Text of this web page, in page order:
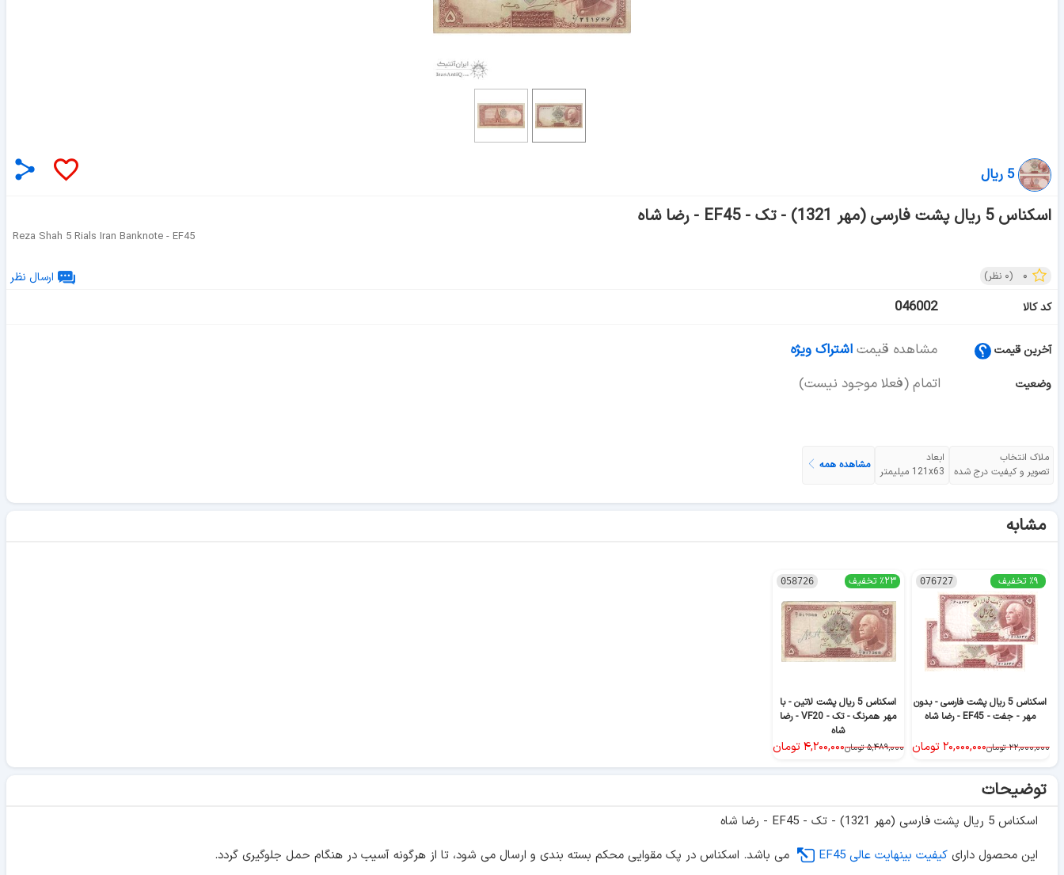
5 ریال
اسکناس 5 ریال پشت فارسی (مهر 1321) - تک - EF45 - رضا شاه
Reza Shah 5 Rials Iran Banknote - EF45
۰ (۰ نظر)
ارسال نظر
کد کالا
046002
آخرین قیمت مشاهده قیمت اشتراک ویژه
وضعیت اتمام (فعلا موجود نیست)
ملاک انتخاب
تصویر و کیفیت درج شده
ابعاد
121x63 میلیمتر
مشاهده همه
مشابه
076727
اسکناس 5 ریال پشت فارسی - بدون
مهر - جفت - EF45 - رضا شاه
٪۹ تخفیف
۲۲,۰۰۰,۰۰۰ تومان۲۰,۰۰۰,۰۰۰تومان
058726
اسکناس 5 ریال پشت لاتین - با
مهر همرنگ - تک - VF20 - رضا
شاه
٪۲۳ تخفیف
۵,۴۸۹,۰۰۰ تومان۴,۲۰۰,۰۰۰تومان
توضیحات
اسکناس 5 ریال پشت فارسی (مهر 1321) - تک - EF45 - رضا شاه
این محصول دارای کیفیت بینهایت عالی EF45
می باشد. اسکناس در پک مقوایی محکم بسته بندی و ارسال می شود، تا از هرگونه آسیب در هنگام حمل جلوگیری گردد.